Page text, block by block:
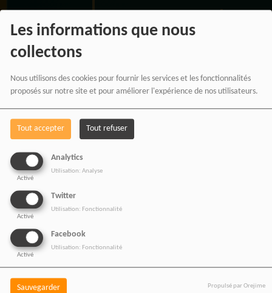
Les informations que nous
collectons
Nous utilisons des cookies pour fournir les services et les fonctionnalités
proposés sur notre site et pour améliorer l'expérience de nos utilisateurs.
Tout accepter Tout refuser
Analytics
Activé
Utilisation: Analyse
Twitter
Activé
Utilisation: Fonctionnalité
Facebook
Activé
Utilisation: Fonctionnalité
Sauvegarder Propulsé par Orejime
NOS OFFRES
Rejoignez une équipe engagée
innovante et tournée vers
l’Afrique et sa diaspora.
RADIOTAMTAM
AFRICA — LA PAROLE
EST UNE FORCE